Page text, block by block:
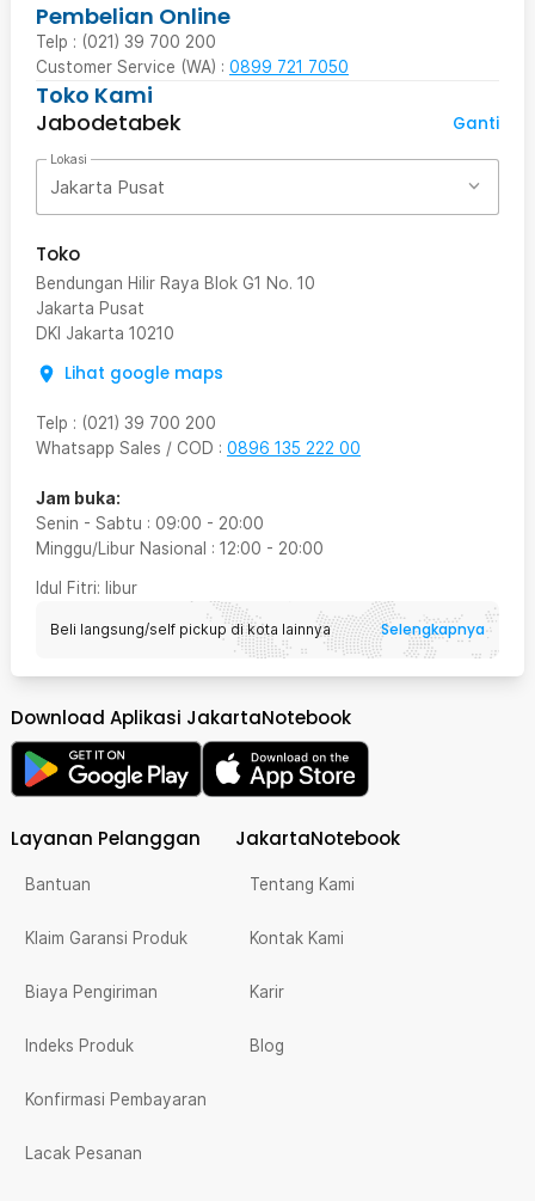
Pembelian Online
Telp : (021) 39 700 200
Customer Service (WA) : 0899 721 7050
Toko Kami
Jabodetabek
Ganti
Lokasi
Jakarta Pusat
Toko
Bendungan Hilir Raya Blok G1 No. 10
Jakarta Pusat
DKI Jakarta 10210
Lihat google maps
Telp : (021) 39 700 200
Whatsapp Sales / COD : 0896 135 222 00
Jam buka:
Senin - Sabtu : 09:00 - 20:00
Minggu/Libur Nasional : 12:00 - 20:00
Idul Fitri: libur
Beli langsung/self pickup di kota lainnya Selengkapnya
Download Aplikasi JakartaNotebook
Layanan Pelanggan
Bantuan
Klaim Garansi Produk
Biaya Pengiriman
Indeks Produk
Konfirmasi Pembayaran
Lacak Pesanan
JakartaNotebook
Tentang Kami
Kontak Kami
Karir
Blog